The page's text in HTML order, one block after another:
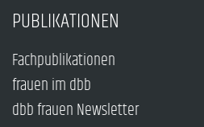
PUBLIKATIONEN
Fachpublikationen
frauen im dbb
dbb frauen Newsletter